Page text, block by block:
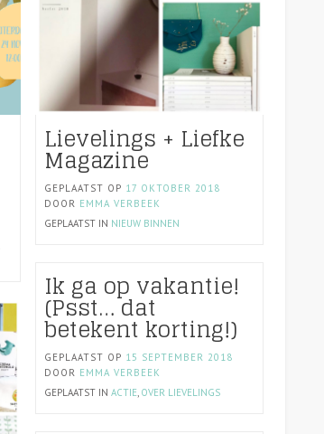
Lievelings + Liefke
Magazine
GEPLAATST OP 17 OKTOBER 2018
DOOR EMMA VERBEEK
GEPLAATST IN NIEUW BINNEN
Ik ga op vakantie!
(Psst… dat
betekent korting!)
GEPLAATST OP 15 SEPTEMBER 2018
DOOR EMMA VERBEEK
GEPLAATST INACTIE, OVER LIEVELINGS